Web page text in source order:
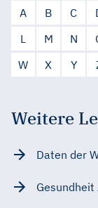
A B C
L
M N
W
X Y
Weitere
Daten der
Gesundheit